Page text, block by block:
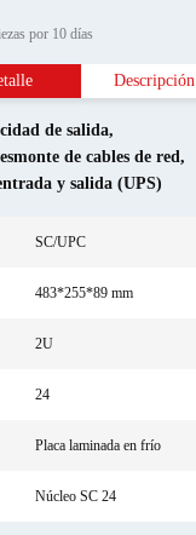
por 10 días
Descripción
de salida,
de cables de red,
y salida (UPS)
SC/UPC
483*255*89 mm
2U
24
Placa laminada en frío
Núcleo SC 24